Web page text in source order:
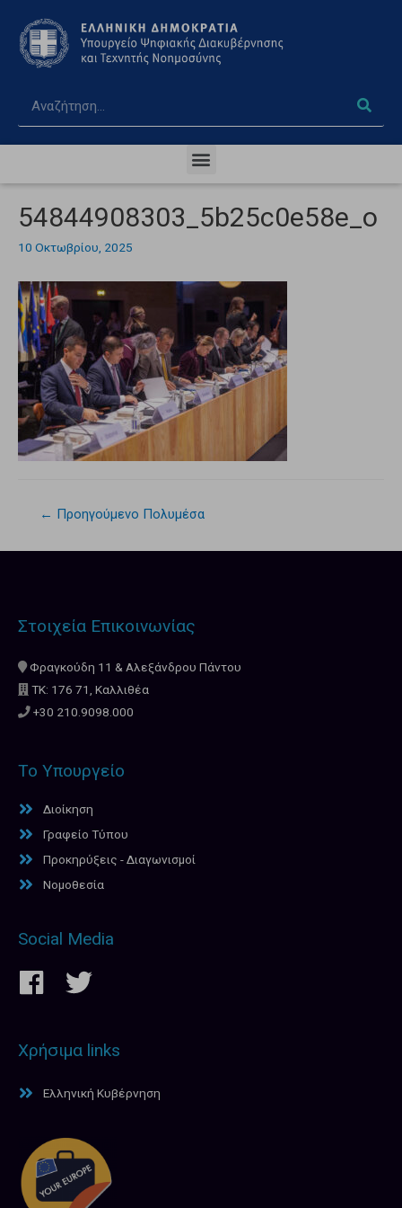
54844908303_5b25c0e58e_o
10 Οκτωβρίου, 2025
← Προηγούμενο Πολυμέσα
Στοιχεία Επικοινωνίας
Φραγκούδη 11 & Αλεξάνδρου Πάντου
ΤΚ: 176 71, Καλλιθέα
+30 210.9098.000
Το Υπουργείο
Διοίκηση
Γραφείο Τύπου
Προκηρύξεις - Διαγωνισμοί
Νομοθεσία
Social Media
Χρήσιμα links
Ελληνική Κυβέρνηση